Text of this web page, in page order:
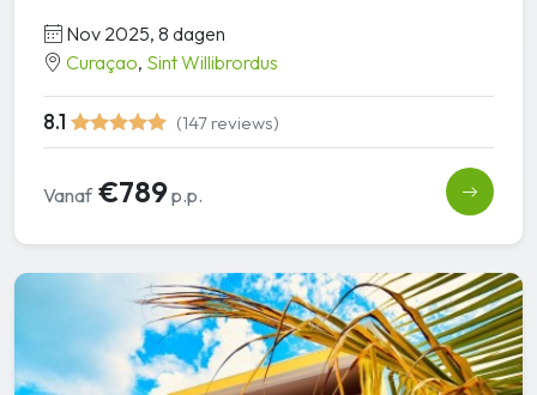
Nov 2025, 8 dagen
Curaçao, Sint Willibrordus
8.1 (147 reviews)
Vanaf€789p.p.